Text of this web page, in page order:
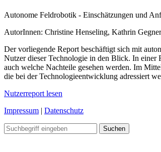
Autonome Feldrobotik - Einschätzungen und
AutorInnen: Christine Henseling, Kathrin
Der vorliegende Report beschäftigt sich mit
Nutzer dieser Technologie in den Blick. In einer
auch welche Nachteile gesehen werden. Im
die bei der Technologieentwicklung adressiert
Nutzerreport lesen
Impressum | Datenschutz